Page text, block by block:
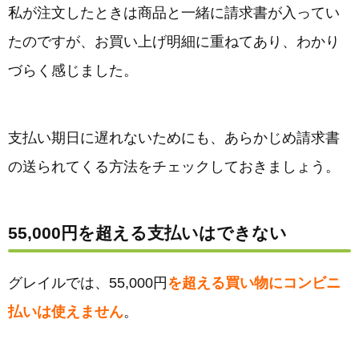
私が注文したときは商品と一緒に請求書が入ってい
たのですが、お買い上げ明細に重ねてあり、わかり
づらく感じました。
支払い期日に遅れないためにも、あらかじめ請求書
の送られてくる方法をチェックしておきましょう。
55,000円を超える支払いはできない
グレイルでは、55,000円 を超える買い物にコンビニ
払いは使えません。